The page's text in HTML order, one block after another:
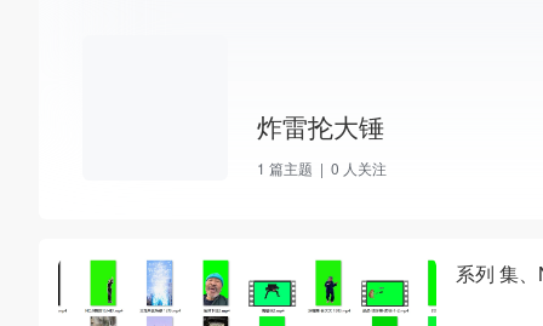
炸雷抡大锤
1 篇主题 | 0 人关注
系列 集